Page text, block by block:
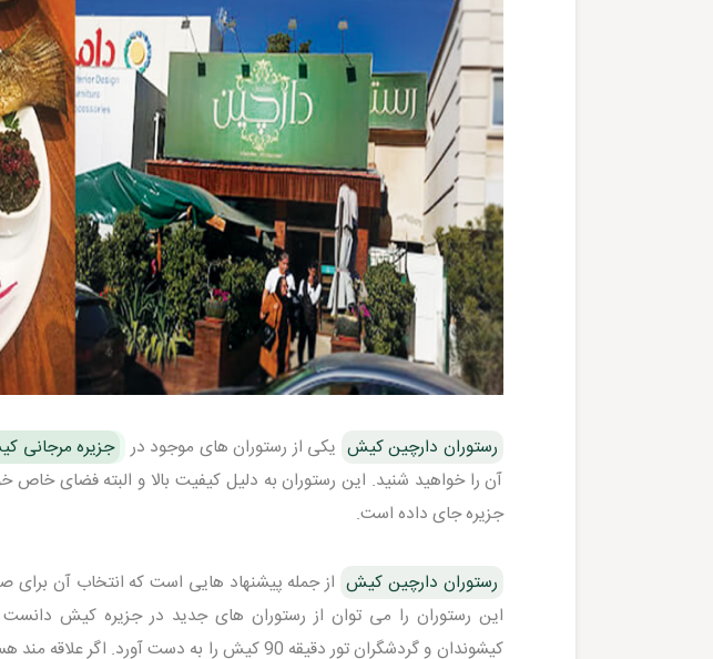
رستوران دارچین کیش یکی از رستوران های موجود در جزیره مرجانی
آن را خواهید شنید. این رستوران به دلیل کیفیت بالا و البته فضای
جزیره جای داده است.
رستوران دارچین کیش از جمله پیشنهاد هایی است که انتخاب آن
این رستوران را می توان از رستوران های جدید در جزیره کیش دانست
کیشوندان و گردشگران تور دقیقه 90 کیش را به دست
هتل ترنج کیش هتل های